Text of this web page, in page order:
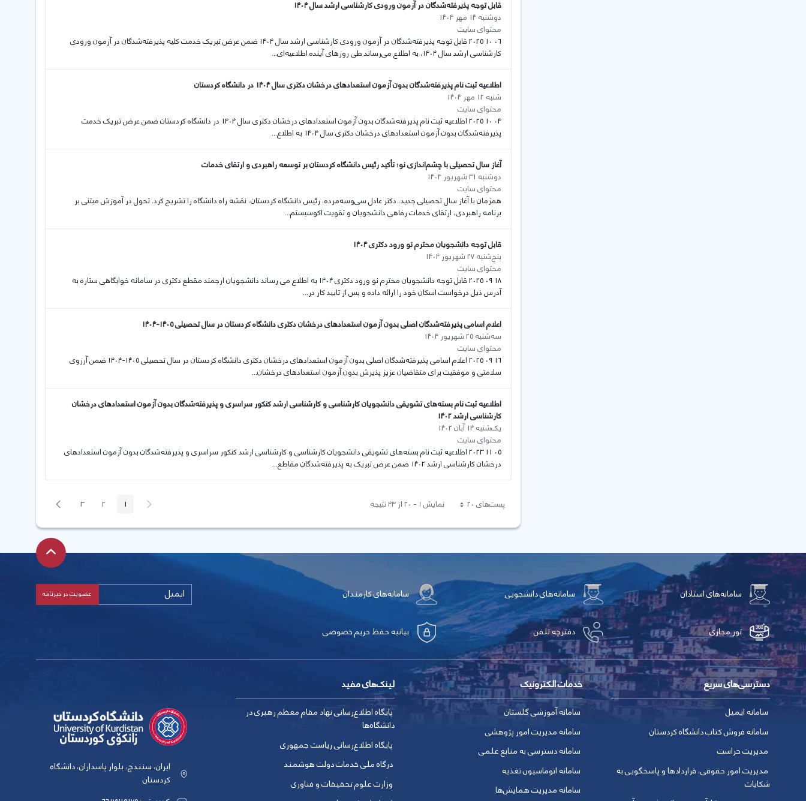
قابل توجه پذیرفته‌شدگان در آزمون ورودی کارشناسی ارشد سال ۱۴۰۴
دوشنبه 14 مهر 1404
محتوای سایت
06 10 2025 قابل توجه پذیرفته‌شدگان در آزمون ورودی کارشناسی ارشد سال ۱۴۰۴ ضمن عرض تبریک خدمت کلیه پذیرفته‌شدگان در آزمون ورودی
کارشناسی ارشد سال ۱۴۰۴، به اطلاع می‌رساند طی روزهای آینده اطلاعیه‌ای...
اطلاعیه ثبت نام پذیرفته‌شدگان بدون آزمون استعدادهای درخشان دکتری سال 1404 در دانشگاه کردستان
شنبه 12 مهر 1404
محتوای سایت
04 10 2025 اطلاعیه ثبت نام پذیرفته‌شدگان بدون آزمون استعدادهای درخشان دکتری سال 1404 در دانشگاه کردستان ضمن عرض تبریک خدمت
پذیرفته‌شدگان بدون آزمون استعدادهای درخشان دکتری سال 1404 به اطلاع...
آغاز سال تحصیلی با چشم‌اندازی نو؛ تأکید رئیس دانشگاه کردستان بر توسعه راهبردی و ارتقای خدمات
دوشنبه 31 شهریور 1404
محتوای سایت
همزمان با آغاز سال تحصیلی جدید، دکتر عادل سی‌وسه‌مرده، رئیس دانشگاه کردستان، نقشه راه دانشگاه را تشریح کرد. تحول در آموزش مبتنی بر
برنامه راهبردی، ارتقای خدمات رفاهی دانشجویان و تقویت اکوسیستم...
قابل توجه دانشجویان محترم نو ورود دکتری ۱۴۰۴
پنج‌شنبه 27 شهریور 1404
محتوای سایت
18 09 2025 قابل توجه دانشجویان محترم نو ورود دکتری ۱۴۰۴ به اطلاع می رساند دانشجویان ارجمند مقطع دکتری در سامانه خوابگاهی ستاره به
آدرس ذیل درخواست اسکان خود را ارائه داده و پس از تایید کار در...
اعلام اسامی پذیرفته‌شدگان اصلی بدون آزمون استعدادهای درخشان دکتری دانشگاه کردستان در سال تحصیلی ۱۴۰۵-۱۴۰۴
سه‌شنبه 25 شهریور 1404
محتوای سایت
16 09 2025 اعلام اسامی پذیرفته‌شدگان اصلی بدون آزمون استعدادهای درخشان دکتری دانشگاه کردستان در سال تحصیلی ۱۴۰۵-۱۴۰۴ ضمن آرزوی
سلامتی و موفقیت برای متقاضیان عزیز پذیرش بدون آزمون استعدادهای درخشان...
اطلاعیه ثبت نام بسته‌های تشویقی دانشجویان کارشناسی و کارشناسی ارشد کنکور سراسری و پذیرفته‌شدگان بدون آزمون استعدادهای درخشان
کارشناسی ارشد 1402
یک‌شنبه 14 آبان 1402
محتوای سایت
05 11 2023 اطلاعیه ثبت نام بسته‌های تشویقی دانشجویان کارشناسی و کارشناسی ارشد کنکور سراسری و پذیرفته‌شدگان بدون آزمون استعدادهای
درخشان کارشناسی ارشد 1402 ضمن عرض تبریک به پذیرفته‌شدگان مقاطع...
پست‌‌های 20هر صفحه نمایش ۱ - ۲۰ از ۴۳ نتیجه پیغام
قبلی صفحه1 صفحه2 صفحه3 صفحه
بعد
سامانه‌های استادان سامانه‌های دانشجویی سامانه‌های کارمندان
تور مجازی دفترچه تلفن بیانیه حفظ حریم خصوصی
دسترسی‌های سریع
سامانه ایمیل
سامانه فروش کتاب دانشگاه کردستان
مدیریت حراست
مدیریت امور حقوقی، قراردادها و پاسخگویی به
شکایات
خدمات الکترونیک
سامانه آموزشی گلستان
سامانه مدیریت امور پژوهشی
سامانه دسترسی به منابع علمی
سامانه اتوماسیون تغذیه
سامانه مدیریت همایش‌ها
لینک‌های مفید
پایگاه اطلاع‌رسانی نهاد مقام معظم رهبری در
دانشگاه‌ها
پایگاه اطلاع‌رسانی ریاست جمهوری
درگاه ملی خدمات دولت هوشمند
وزارت علوم تحقیقات و فناوری
ایران، سنندج، بلوار پاسداران، دانشگاه
کردستان